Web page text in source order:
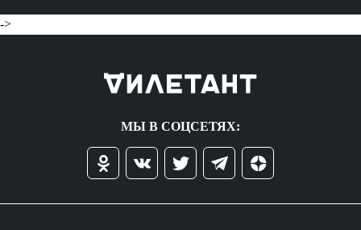
->
МЫ В СОЦСЕТЯХ: